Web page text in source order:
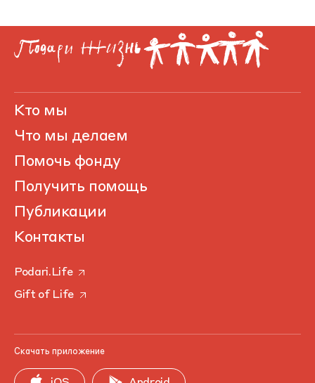
Кто мы
Что мы делаем
Помочь фонду
Получить помощь
Публикации
Контакты
Podari.Life
Gift of Life
Скачать приложение